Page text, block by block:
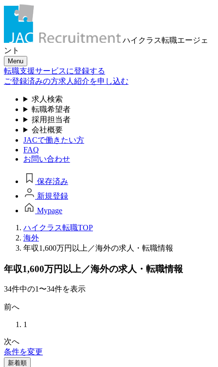
ハイクラス転職エージェ
ント
Menu
転職支援サービスに登録する
ご登録済みの方求人紹介を申し込む
求人検索
転職希望者
採用担当者
会社概要
JACで働きたい方
FAQ
お問い合わせ
保存済み
新規登録
Mypage
ハイクラス転職TOP
海外
年収1,600万円以上／海外の求人・転職情報
年収1,600万円以上／海外の求人・転職情報
34件中の1〜34件を表示
前へ
1
次へ
条件を変更
新着順